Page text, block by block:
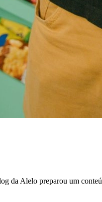
da Alelo preparou um